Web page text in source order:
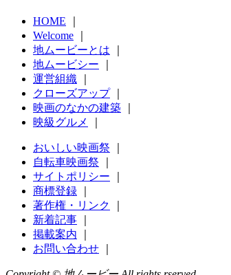
HOME
Welcome
地ムービーとは
地ムービシー
運営組織
クローズアップ｜
映画のなかの建築
映級グルメ
おいしい映画祭
自転車映画祭
サイトポリシー
商標登録
著作権・リンク
新着記事
掲載案内
お問い合わせ